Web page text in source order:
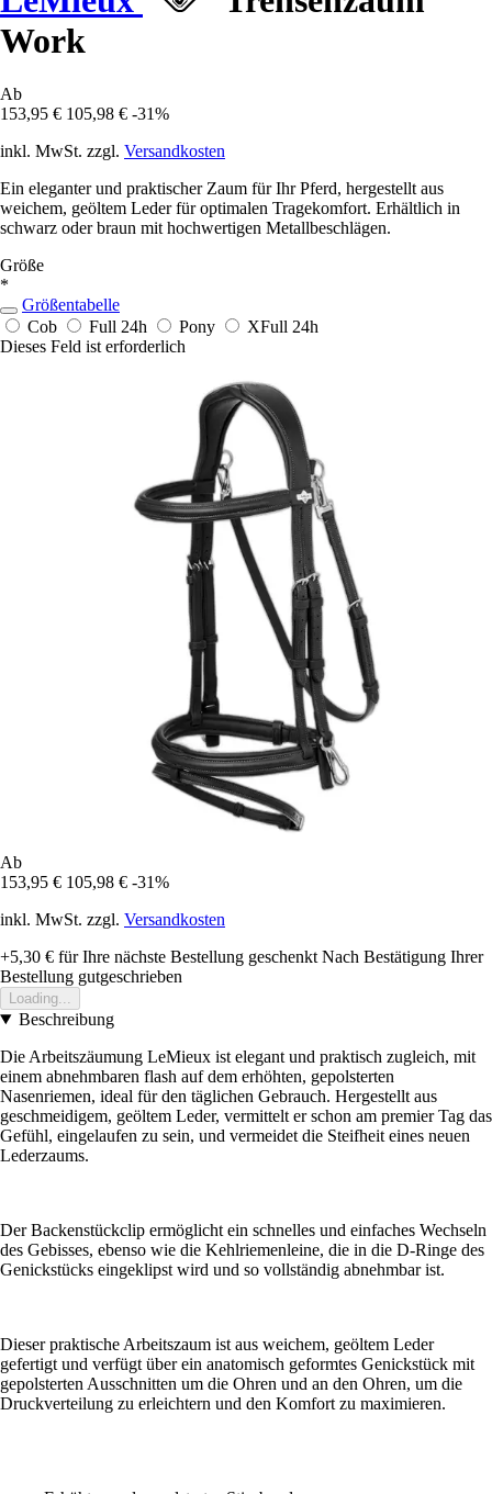
Work
Ab
153,95 € 105,98 € -31%
inkl. MwSt. zzgl. Versandkosten
Ein eleganter und praktischer Zaum für Ihr Pferd, hergestellt aus
weichem, geöltem Leder für optimalen Tragekomfort. Erhältlich in
schwarz oder braun mit hochwertigen Metallbeschlägen.
Größe
*
Größentabelle
Cob
Full 24h Pony XFull 24h
Dieses Feld ist erforderlich
Ab
153,95 € 105,98 € -31%
inkl. MwSt. zzgl. Versandkosten
+5,30 € für Ihre nächste Bestellung geschenkt Nach Bestätigung Ihrer
Bestellung gutgeschrieben
Loading...
Beschreibung
Die Arbeitszäumung LeMieux ist elegant und praktisch zugleich, mit
einem abnehmbaren flash auf dem erhöhten, gepolsterten
Nasenriemen, ideal für den täglichen Gebrauch. Hergestellt aus
geschmeidigem, geöltem Leder, vermittelt er schon am premier Tag das
Gefühl, eingelaufen zu sein, und vermeidet die Steifheit eines neuen
Lederzaums.
Der Backenstückclip ermöglicht ein schnelles und einfaches Wechseln
des Gebisses, ebenso wie die Kehlriemenleine, die in die D-Ringe des
Genickstücks eingeklipst wird und so vollständig abnehmbar ist.
Dieser praktische Arbeitszaum ist aus weichem, geöltem Leder
gefertigt und verfügt über ein anatomisch geformtes Genickstück mit
gepolsterten Ausschnitten um die Ohren und an den Ohren, um die
Druckverteilung zu erleichtern und den Komfort zu maximieren.